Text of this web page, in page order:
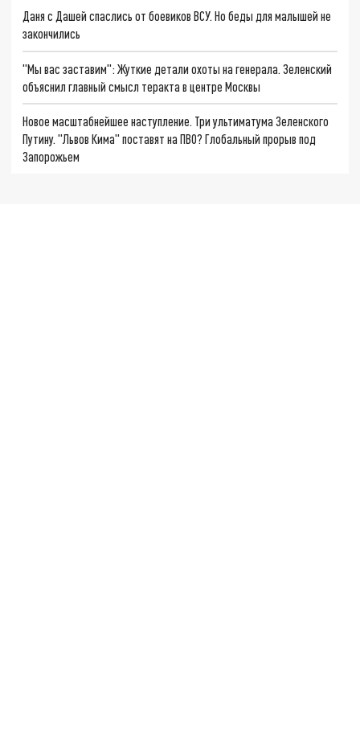
Даня с Дашей спаслись от боевиков ВСУ. Но беды для малышей не
закончились
"Мы вас заставим": Жуткие детали охоты на генерала. Зеленский
объяснил главный смысл теракта в центре Москвы
Новое масштабнейшее наступление. Три ультиматума Зеленского
Путину. "Львов Кима" поставят на ПВО? Глобальный прорыв под
Запорожьем